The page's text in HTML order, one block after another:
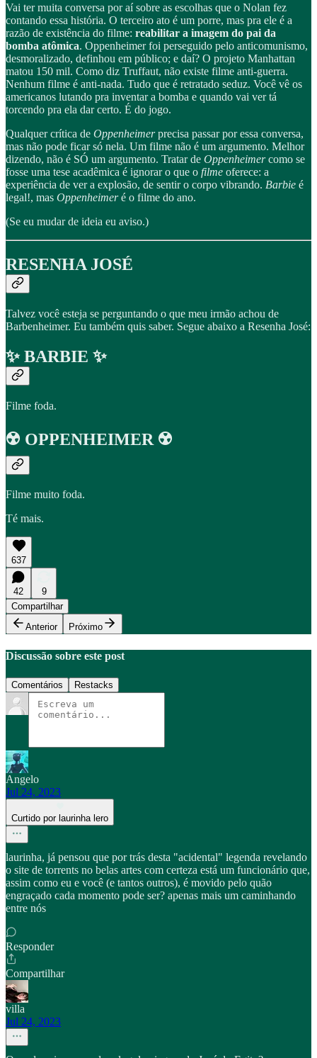
Vai ter muita conversa por aí sobre as escolhas que o Nolan fez
contando essa história. O terceiro ato é um porre, mas pra ele é a
razão de existência do filme: reabilitar a imagem do pai da
bomba atômica. Oppenheimer foi perseguido pelo anticomunismo,
desmoralizado, definhou em público; e daí? O projeto Manhattan
matou 150 mil. Como diz Truffaut, não existe filme anti-guerra.
Nenhum filme é anti-nada. Tudo que é retratado seduz. Você vê os
americanos lutando pra inventar a bomba e quando vai ver tá
torcendo pra ela dar certo. É do jogo.
Qualquer crítica de Oppenheimerprecisa passar por essa conversa,
mas não pode ficar só nela. Um filme não é um argumento. Melhor
dizendo, não é SÓ um argumento. Tratar de Oppenheimercomo se
fosse uma tese acadêmica é ignorar o que o filme oferece: a
experiência de ver a explosão, de sentir o corpo vibrando. Barbie é
legal!, mas Oppenheimeré o filme do ano.
(Se eu mudar de ideia eu aviso.)
RESENHA JOSÉ
Talvez você esteja se perguntando o que meu irmão achou de
Barbenheimer. Eu também quis saber. Segue abaixo a Resenha José:
✨ BARBIE ✨
Filme foda.
☢️ OPPENHEIMER ☢️
Filme muito foda.
Té mais.
637
42
9
Compartilhar
Anterior
Próximo
Discussão sobre este post
Comentários Restacks
Angelo
Jul 24, 2023
Curtido por laurinha lero
laurinha, já pensou que por trás desta "acidental" legenda revelando
o site de torrents no belas artes com certeza está um funcionário que,
assim como eu e você (e tantos outros), é movido pelo quão
engraçado cada momento pode ser? apenas mais um caminhando
entre nós
Responder
Compartilhar
villa
Jul 24, 2023